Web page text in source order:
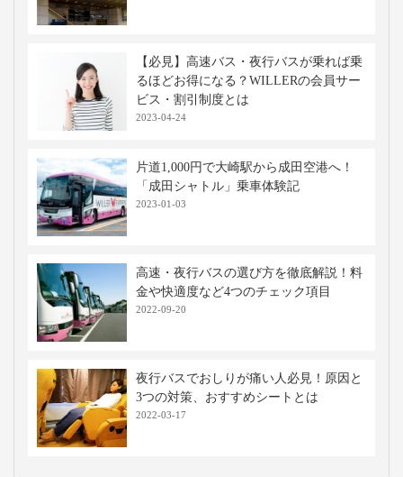
【必見】高速バス・夜行バスが乗れば乗
るほどお得になる？WILLERの会員サー
ビス・割引制度とは
2023-04-24
片道1,000円で大崎駅から成田空港へ！
「成田シャトル」乗車体験記
2023-01-03
高速・夜行バスの選び方を徹底解説！料
金や快適度など4つのチェック項目
2022-09-20
夜行バスでおしりが痛い人必見！原因と
3つの対策、おすすめシートとは
2022-03-17